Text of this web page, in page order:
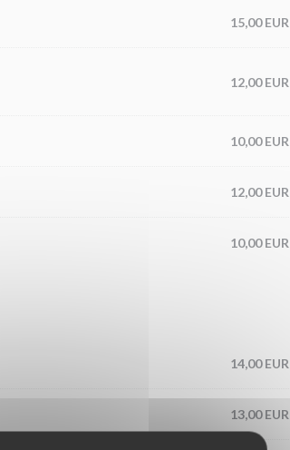
15,00 EUR
12,00 EUR
10,00 EUR
12,00 EUR
10,00 EUR
14,00 EUR
13,00 EUR